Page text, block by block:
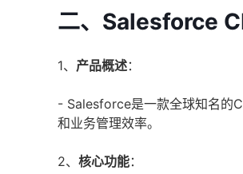
二、Salesforce
1、 产品概述：
- Salesforce是一款全球知名的
和业务管理效率。
2、 核心功能：